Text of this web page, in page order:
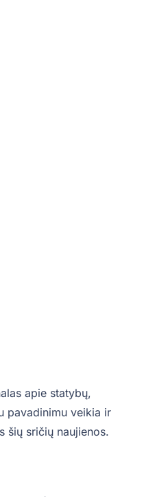
apie statybų,
pavadinimu veikia ir
šių sričių naujienos.